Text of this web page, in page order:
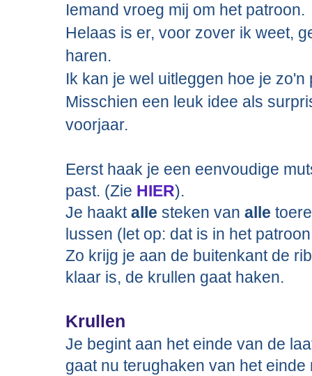
Iemand vroeg mij om het patroon.
Helaas is er, voor zover ik weet,
haren.
Ik kan je wel uitleggen hoe je
Misschien een leuk idee als
voorjaar.
Eerst haak je een eenvoudige
past. (Zie HIER).
Je haaktalle steken van alle
lussen (let op: dat is in het
Zo krijg je aan de buitenkant de
klaar is, de krullen gaat haken.
Krullen
Je begint aan het einde van de
gaat nu terughaken van het